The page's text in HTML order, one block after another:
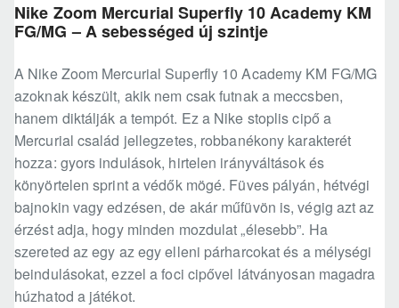
Nike Zoom Mercurial Superfly 10 Academy KM
FG/MG – A sebességed új szintje
A Nike Zoom Mercurial Superfly 10 Academy KM FG/MG
azoknak készült, akik nem csak futnak a meccsben,
hanem diktálják a tempót. Ez a Nike stoplis cipő a
Mercurial család jellegzetes, robbanékony karakterét
hozza: gyors indulások, hirtelen irányváltások és
könyörtelen sprint a védők mögé. Füves pályán, hétvégi
bajnokin vagy edzésen, de akár műfüvön is, végig azt az
érzést adja, hogy minden mozdulat „élesebb”. Ha
szereted az egy az egy elleni párharcokat és a mélységi
beindulásokat, ezzel a foci cipővel látványosan magadra
húzhatod a játékot.